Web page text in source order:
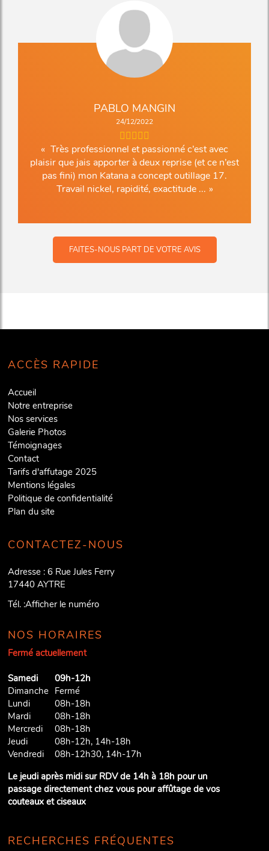
PABLO MANGIN
24/12/2022
Très professionnel et passionné c’est avec
plaisir que jais apporter à deux reprise (et ce n’est
pas fini) mon Katana a concept outillage 17.
Travail nickel, rapidité, exactitude ...
FAITES-NOUS PART DE VOTRE AVIS
ACCÈS RAPIDE
Accueil
Notre entreprise
Nos services
Galerie Photos
Témoignages
Contact
Tarifs d'affutage 2025
Mentions légales
Politique de confidentialité
Plan du site
CONTACTEZ-NOUS
Adresse :6 Rue Jules Ferry
17440 AYTRE
Tél. :Afficher le numéro
NOS HORAIRES
Fermé actuellement
Samedi
09h-12h
Dimanche Fermé
Lundi
08h-18h
Mardi
08h-18h
Mercredi
08h-18h
Jeudi
08h-12h, 14h-18h
Vendredi
08h-12h30, 14h-17h
Le jeudi après midi sur RDV de 14h à 18h pour un
passage directement chez vous pour affûtage de vos
couteaux et ciseaux
RECHERCHES FRÉQUENTES